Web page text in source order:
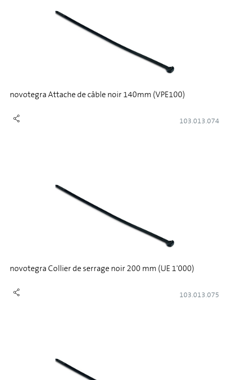
novotegra Attache de câble noir 140mm (VPE100)
103.013.074
novotegra Collier de serrage noir 200 mm (UE 1'000)
103.013.075